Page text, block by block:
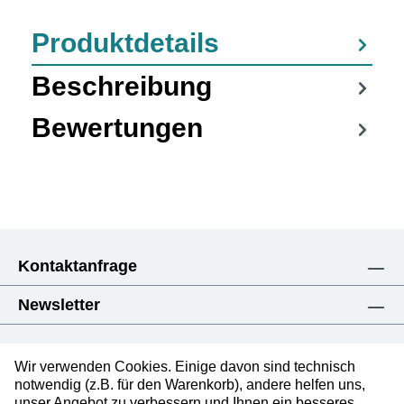
Produktdetails
Beschreibung
Bewertungen
Kontaktanfrage
Newsletter
Wir verwenden Cookies. Einige davon sind technisch
notwendig (z.B. für den Warenkorb), andere helfen uns,